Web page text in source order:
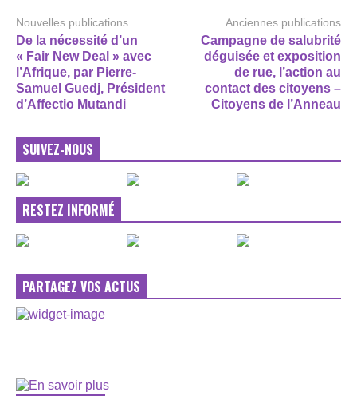
Nouvelles publications
De la nécessité d’un
« Fair New Deal » avec
l’Afrique, par Pierre-
Samuel Guedj, Président
d’Affectio Mutandi
Anciennes publications
Campagne de salubrité
déguisée et exposition
de rue, l’action au
contact des citoyens –
Citoyens de l’Anneau
SUIVEZ-NOUS
RESTEZ INFORMÉ
PARTAGEZ VOS ACTUS